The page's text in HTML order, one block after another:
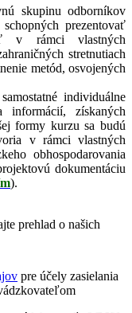
skupinu odborníkov
prezentovať
v rámci vlastných
stretnutiach
metód, osvojených
individuálne
získaných
formy kurzu sa budú
v rámci vlastných
obhospodarovania
dokumentáciu
).
prehlad o našich
pre účely zasielania